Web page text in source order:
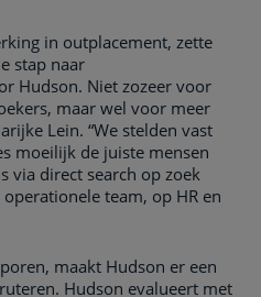
in outplacement, zette
stap naar
Hudson. Niet zozeer voor
maar wel voor meer
Lein. “We stelden vast
moeilijk de juiste mensen
via direct search op zoek
team, op HR en
maakt Hudson er een
Hudson evalueert met